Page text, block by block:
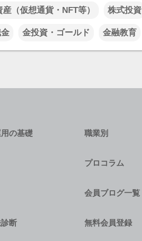
産（仮想通貨・NFT等） 株式投資
金投資・ゴールド 金融教育
の基礎 職業別
プロコラム
会員ブログ一覧
断 無料会員登録